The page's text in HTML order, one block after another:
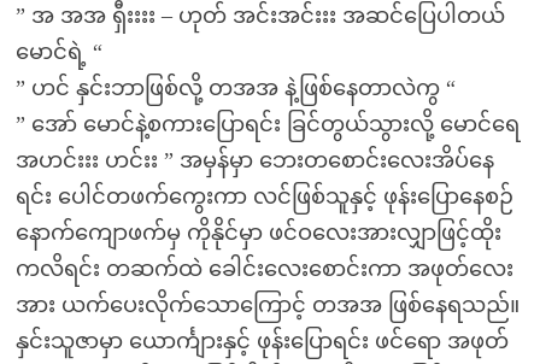
” အ အအ ရှီးးးး – ဟုတ် အင်းအင်းးး အဆင်ပြေပါတယ်
မောင်ရဲ့ “
” ဟင် နှင်းဘာဖြစ်လို့ တအအ နဲ့ဖြစ်နေတာလဲကွ “
” အော် မောင်နဲ့စကားပြောရင်း ခြင်တွယ်သွားလို့ မောင်ရေ
အဟင်းးး ဟင်းး ” အမှန်မှာ ဘေးတစောင်းလေးအိပ်နေ
ရင်း ပေါင်တဖက်ကွေးကာ လင်ဖြစ်သူနှင့် ဖုန်းပြောနေစဉ်
နောက်ကျောဖက်မှ ကိုနိုင်မှာ ဖင်ဝလေးအားလျှာဖြင့်ထိုး
ကလိရင်း တဆက်ထဲ ခေါင်းလေးစောင်းကာ အဖုတ်လေး
အား ယက်ပေးလိုက်သောကြောင့် တအအ ဖြစ်နေရသည်။
နှင်းသူဇာမှာ ယောင်္ကျားနှင့် ဖုန်းပြောရင်း ဖင်ရော အဖုတ်